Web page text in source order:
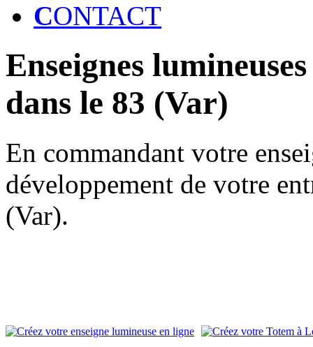
CONTACT
Enseignes
dans le 83 (Var)
En commandant votre
développement de votre
(Var).